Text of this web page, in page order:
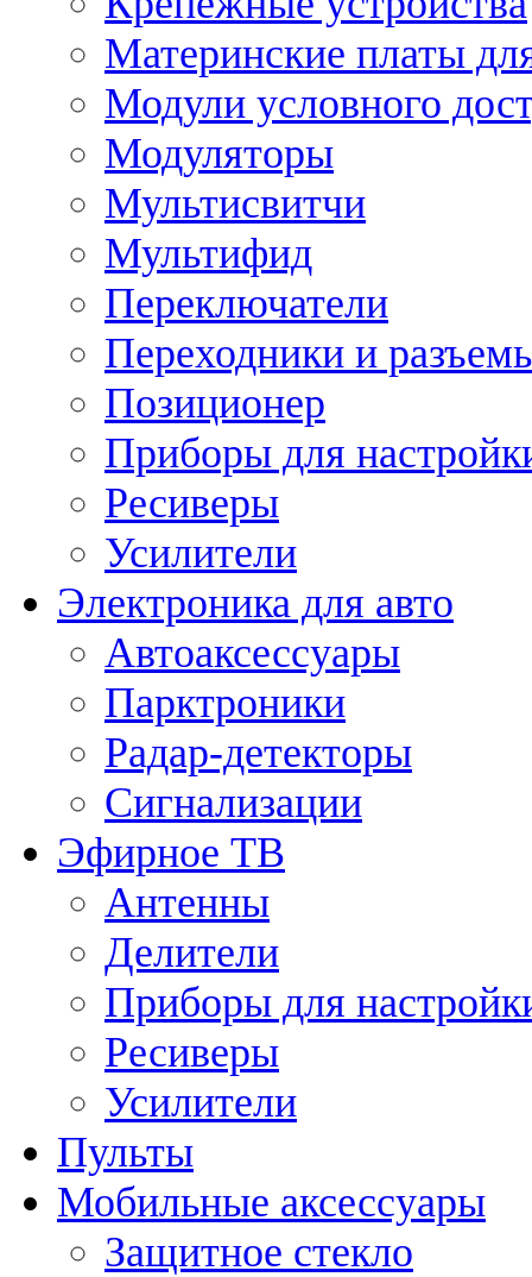
Материнские платы
Модули условного
Модуляторы
Мультисвитчи
Мультифид
Переключатели
Переходники и
Позиционер
Приборы для
Ресиверы
Усилители
Электроника для авто
Автоаксессуары
Парктроники
Радар-детекторы
Сигнализации
Эфирное ТВ
Антенны
Делители
Приборы для
Ресиверы
Усилители
Пульты
Мобильные аксессуары
Защитное стекло